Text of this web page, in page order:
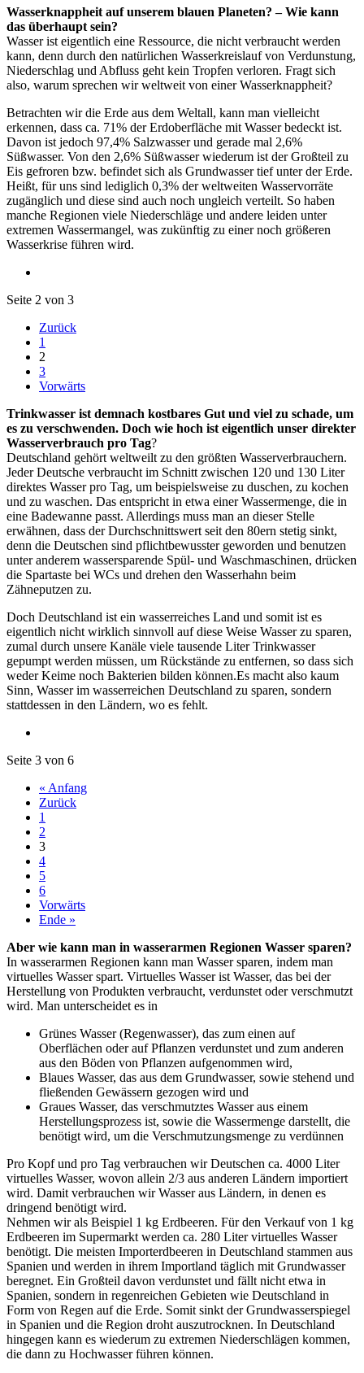
Wasserknappheit auf unserem blauen Planeten? – Wie kann
das überhaupt sein?
Wasser ist eigentlich eine Ressource, die nicht verbraucht werden
kann, denn durch den natürlichen Wasserkreislauf von Verdunstung,
Niederschlag und Abfluss geht kein Tropfen verloren. Fragt sich
also, warum sprechen wir weltweit von einer Wasserknappheit?
Betrachten wir die Erde aus dem Weltall, kann man vielleicht
erkennen, dass ca. 71% der Erdoberfläche mit Wasser bedeckt ist.
Davon ist jedoch 97,4% Salzwasser und gerade mal 2,6%
Süßwasser. Von den 2,6% Süßwasser wiederum ist der Großteil zu
Eis gefroren bzw. befindet sich als Grundwasser tief unter der Erde.
Heißt, für uns sind lediglich 0,3% der weltweiten Wasservorräte
zugänglich und diese sind auch noch ungleich verteilt. So haben
manche Regionen viele Niederschläge und andere leiden unter
extremen Wassermangel, was zukünftig zu einer noch größeren
Wasserkrise führen wird.
Seite 2 von 3
Zurück
1
2
3
Vorwärts
Trinkwasser ist demnach kostbares Gut und viel zu schade, um
es zu verschwenden. Doch wie hoch ist eigentlich unser direkter
Wasserverbrauch pro Tag?
Deutschland gehört weltweilt zu den größten Wasserverbrauchern.
Jeder Deutsche verbraucht im Schnitt zwischen 120 und 130 Liter
direktes Wasser pro Tag, um beispielsweise zu duschen, zu kochen
und zu waschen. Das entspricht in etwa einer Wassermenge, die in
eine Badewanne passt. Allerdings muss man an dieser Stelle
erwähnen, dass der Durchschnittswert seit den 80ern stetig sinkt,
denn die Deutschen sind pflichtbewusster geworden und benutzen
unter anderem wassersparende Spül- und Waschmaschinen, drücken
die Spartaste bei WCs und drehen den Wasserhahn beim
Zähneputzen zu.
Doch Deutschland ist ein wasserreiches Land und somit ist es
eigentlich nicht wirklich sinnvoll auf diese Weise Wasser zu sparen,
zumal durch unsere Kanäle viele tausende Liter Trinkwasser
gepumpt werden müssen, um Rückstände zu entfernen, so dass sich
weder Keime noch Bakterien bilden können.Es macht also kaum
Sinn, Wasser im wasserreichen Deutschland zu sparen, sondern
stattdessen in den Ländern, wo es fehlt.
Seite 3 von 6
« Anfang
Zurück
1
2
3
4
5
6
Vorwärts
Ende »
Aber wie kann man in wasserarmen Regionen Wasser sparen?
In wasserarmen Regionen kann man Wasser sparen, indem man
virtuelles Wasser spart. Virtuelles Wasser ist Wasser, das bei der
Herstellung von Produkten verbraucht, verdunstet oder verschmutzt
wird. Man unterscheidet es in
Grünes Wasser (Regenwasser), das zum einen auf
Oberflächen oder auf Pflanzen verdunstet und zum anderen
aus den Böden von Pflanzen aufgenommen wird,
Blaues Wasser, das aus dem Grundwasser, sowie stehend und
fließenden Gewässern gezogen wird und
Graues Wasser, das verschmutztes Wasser aus einem
Herstellungsprozess ist, sowie die Wassermenge darstellt, die
benötigt wird, um die Verschmutzungsmenge zu verdünnen
Pro Kopf und pro Tag verbrauchen wir Deutschen ca. 4000 Liter
virtuelles Wasser, wovon allein 2/3 aus anderen Ländern importiert
wird. Damit verbrauchen wir Wasser aus Ländern, in denen es
dringend benötigt wird.
Nehmen wir als Beispiel 1 kg Erdbeeren. Für den Verkauf von 1 kg
Erdbeeren im Supermarkt werden ca. 280 Liter virtuelles Wasser
benötigt. Die meisten Importerdbeeren in Deutschland stammen aus
Spanien und werden in ihrem Importland täglich mit Grundwasser
beregnet. Ein Großteil davon verdunstet und fällt nicht etwa in
Spanien, sondern in regenreichen Gebieten wie Deutschland in
Form von Regen auf die Erde. Somit sinkt der Grundwasserspiegel
in Spanien und die Region droht auszutrocknen. In Deutschland
hingegen kann es wiederum zu extremen Niederschlägen kommen,
die dann zu Hochwasser führen können.